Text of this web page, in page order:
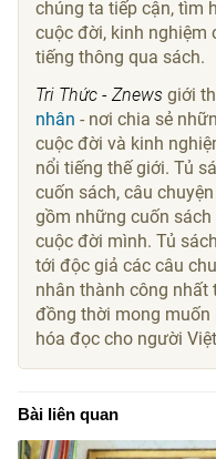
chúng ta tiếp cận, tìm
cuộc đời, kinh nghiệm
tiếng thông qua sách.
Tri Thức - Znews giới
nhân - nơi chia sẻ
cuộc đời và kinh
nổi tiếng thế giới. Tủ
cuốn sách, câu
gồm những cuốn
cuộc đời mình. Tủ
tới độc giả các câu
nhân thành công nhất
đồng thời mong muốn
hóa đọc cho người
Bài liên quan